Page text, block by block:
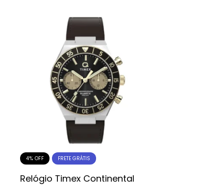
4% OFF FRETE GRÁTIS
Relógio Timex Continental